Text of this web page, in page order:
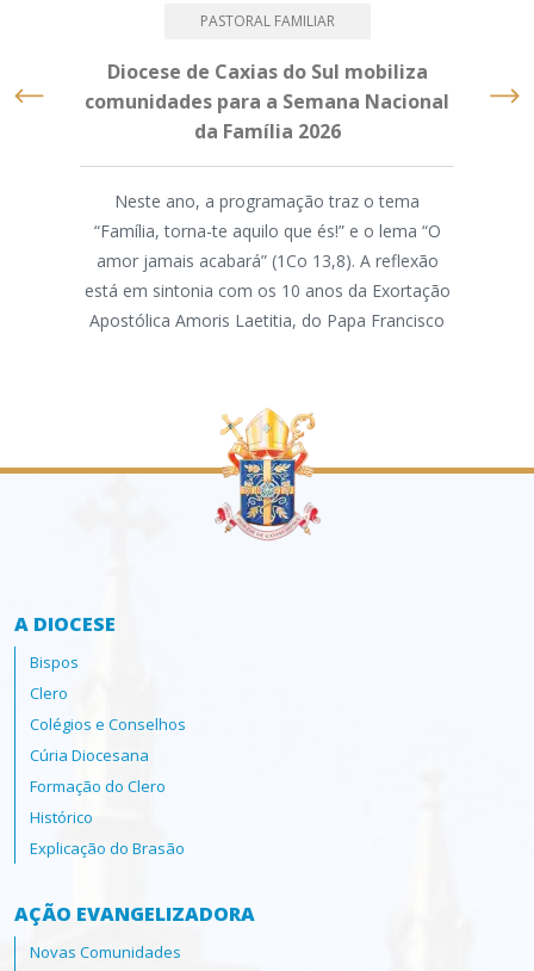
PASTORAL FAMILIAR
Diocese de Caxias do Sul mobiliza
comunidades para a Semana Nacional
da Família 2026
Neste ano, a programação traz o tema
“Família, torna-te aquilo que és!” e o lema “O
amor jamais acabará” (1Co 13,8). A reflexão
está em sintonia com os 10 anos da Exortação
Apostólica Amoris Laetitia, do Papa Francisco
A DIOCESE
Bispos
Clero
Colégios e Conselhos
Cúria Diocesana
Formação do Clero
Histórico
Explicação do Brasão
AÇÃO EVANGELIZADORA
Novas Comunidades